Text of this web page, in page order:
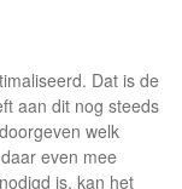
Dat is de
aan dit nog steeds
welk
even mee
is, kan het